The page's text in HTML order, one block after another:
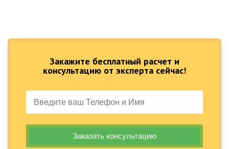
Закажите бесплатный расчет и
консультацию от эксперта сейчас!